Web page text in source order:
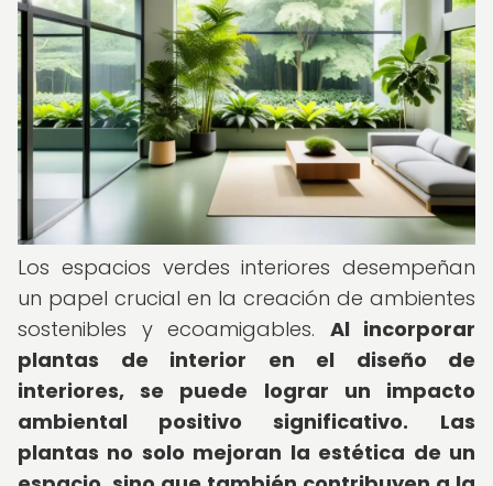
Los espacios verdes interiores desempeñan
un papel crucial en la creación de ambientes
sostenibles y ecoamigables. Al incorporar
plantas de interior en el diseño de
interiores, se puede lograr un impacto
ambiental positivo significativo.
Las
plantas no solo mejoran la estética de un